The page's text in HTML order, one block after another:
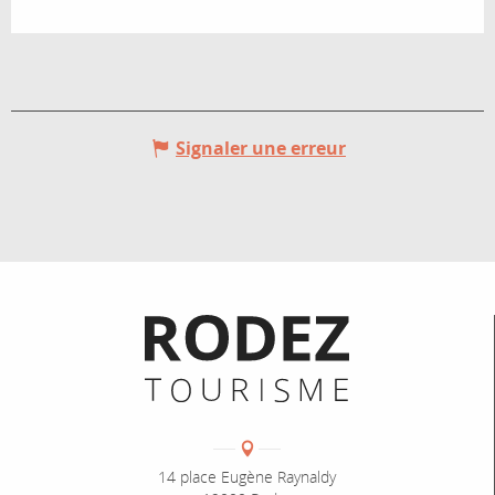
MERCREDI 18 FÉVRIER 2026
MERCREDI 25 FÉVRIER 2026
VENDREDI 27 FÉVRIER 2026
SAMEDI 28 FÉVRIER 2026
Signaler une erreur
Informations pratiques
Adresse :
14 place Eugène Raynaldy